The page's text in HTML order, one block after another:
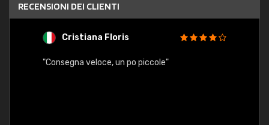
RECENSIONI DEI CLIENTI
Cristiana Floris
"Consegna veloce, un po piccole"